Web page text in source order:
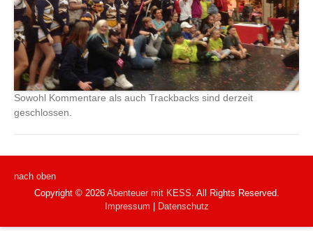
Sowohl Kommentare als auch Trackbacks sind derzeit
geschlossen.
nach oben
Copyright © 2026 Abenteuer mit KESS . All Rights Reserved.
Impressum | Datenschutz